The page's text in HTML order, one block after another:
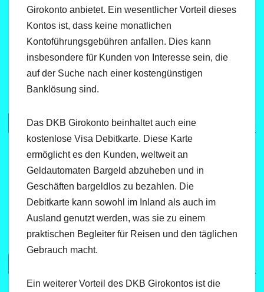
Girokonto anbietet. Ein wesentlicher Vorteil dieses
Kontos ist, dass keine monatlichen
Kontoführungsgebühren anfallen. Dies kann
insbesondere für Kunden von Interesse sein, die
auf der Suche nach einer kostengünstigen
Banklösung sind.
Das DKB Girokonto beinhaltet auch eine
kostenlose Visa Debitkarte. Diese Karte
ermöglicht es den Kunden, weltweit an
Geldautomaten Bargeld abzuheben und in
Geschäften bargeldlos zu bezahlen. Die
Debitkarte kann sowohl im Inland als auch im
Ausland genutzt werden, was sie zu einem
praktischen Begleiter für Reisen und den täglichen
Gebrauch macht.
Ein weiterer Vorteil des DKB Girokontos ist die